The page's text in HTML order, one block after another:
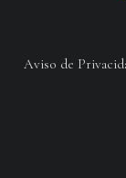
Aviso de